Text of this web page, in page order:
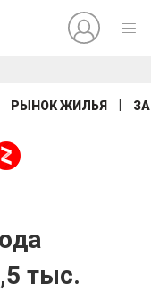
РЫНОК ЖИЛЬЯ
тыс.